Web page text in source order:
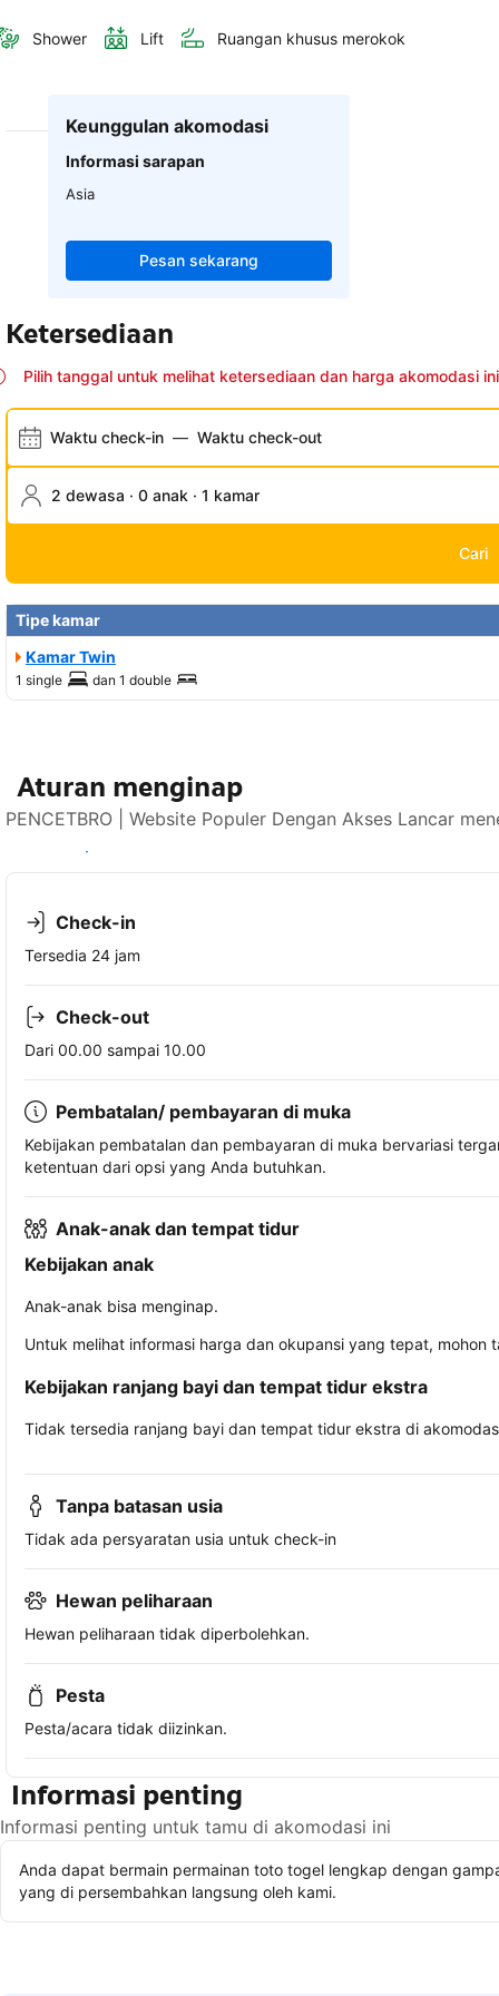
Shower Lift Ruangan khusus merokok
Keunggulan akomodasi
Informasi sarapan
Asia
Pesan sekarang
Ketersediaan
Pilih tanggal untuk melihat ketersediaan dan harga akomodasi ini
Waktu check-in — Waktu check-out
2 dewasa · 0 anak · 1 kamar
Cari
Tipe kamar
Kamar Twin
1 single dan 1 double
Aturan menginap
PENCETBRO | Website Populer Dengan Akses Lancar
Lihat ketersediaan
Check-in
Tersedia 24 jam
Check-out
Dari 00.00 sampai 10.00
Pembatalan/ pembayaran di muka
Kebijakan pembatalan dan pembayaran di muka bervariasi
ketentuan dari opsi yang Anda butuhkan.
Anak-anak dan tempat tidur
Kebijakan anak
Anak-anak bisa menginap.
Untuk melihat informasi harga dan okupansi yang tepat,
Kebijakan ranjang bayi dan tempat tidur ekstra
Tidak tersedia ranjang bayi dan tempat tidur ekstra di
Tanpa batasan usia
Tidak ada persyaratan usia untuk check-in
Hewan peliharaan
Hewan peliharaan tidak diperbolehkan.
Pesta
Pesta/acara tidak diizinkan.
Informasi penting
Informasi penting untuk tamu di akomodasi ini
Anda dapat bermain permainan toto togel lengkap dengan
yang di persembahkan langsung oleh kami.